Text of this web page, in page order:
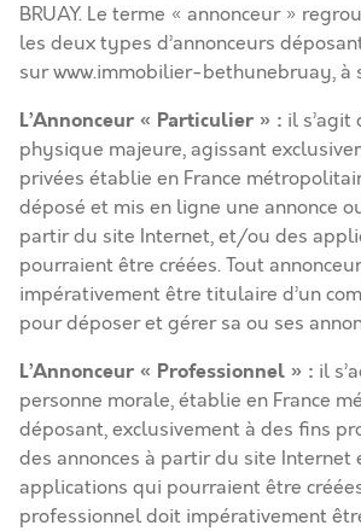
BRUAY. Le terme « annonceur »
les deux types d’annonceurs
sur www.immobilier-bethunebruay, à
L’Annonceur « Particulier » : il s’agit
physique majeure, agissant
privées établie en France
déposé et mis en ligne une annonce
partir du site Internet, et/ou des
pourraient être créées. Tout
impérativement être titulaire d’un
pour déposer et gérer sa ou ses
L’Annonceur « Professionnel » : il
personne morale, établie en France
déposant, exclusivement à des fins
des annonces à partir du site
applications qui pourraient être
professionnel doit impérativement